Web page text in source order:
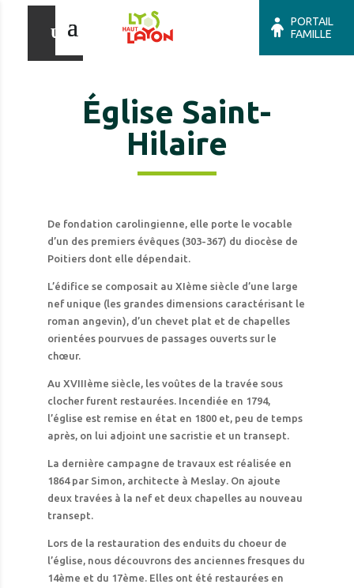
PORTAIL
FAMILLE
Église Saint-
Hilaire
De fondation carolingienne, elle porte le vocable
d’un des premiers évêques (303-367) du diocèse de
Poitiers dont elle dépendait.
L’édifice se composait au XIème siècle d’une large
nef unique (les grandes dimensions caractérisant le
roman angevin), d’un chevet plat et de chapelles
orientées pourvues de passages ouverts sur le
chœur.
Au XVIIIème siècle, les voûtes de la travée sous
clocher furent restaurées. Incendiée en 1794,
l’église est remise en état en 1800 et, peu de temps
après, on lui adjoint une sacristie et un transept.
La dernière campagne de travaux est réalisée en
1864 par Simon, architecte à Meslay. On ajoute
deux travées à la nef et deux chapelles au nouveau
transept.
Lors de la restauration des enduits du choeur de
l’église, nous découvrons des anciennes fresques du
14ème et du 17ème. Elles ont été restaurées en